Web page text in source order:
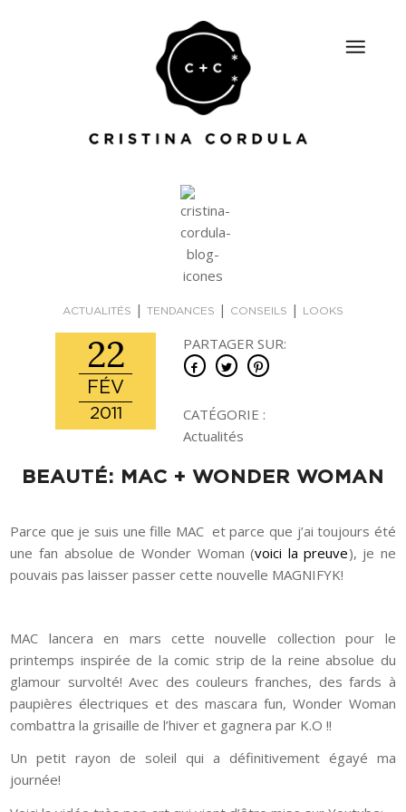
ACTUALITÉS | TENDANCES | CONSEILS | LOOKS
22
FÉV
2011
PARTAGER SUR:
CATÉGORIE :
Actualités
BEAUTÉ: MAC + WONDER WOMAN
Parce que je suis une fille MAC et parce que j’ai toujours été
une fan absolue de Wonder Woman (voici la preuve), je ne
pouvais pas laisser passer cette nouvelle MAGNIFYK!
MAC lancera en mars cette nouvelle collection pour le
printemps inspirée de la comic strip de la reine absolue du
glamour survolté! Avec des couleurs franches, des fards à
paupières électriques et des mascara fun, Wonder Woman
combattra la grisaille de l’hiver et gagnera par K.O !!
Un petit rayon de soleil qui a définitivement égayé ma
journée!